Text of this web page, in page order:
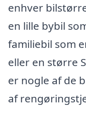
enhver
en lille bybil
familiebil som
eller en større
er nogle af de
af